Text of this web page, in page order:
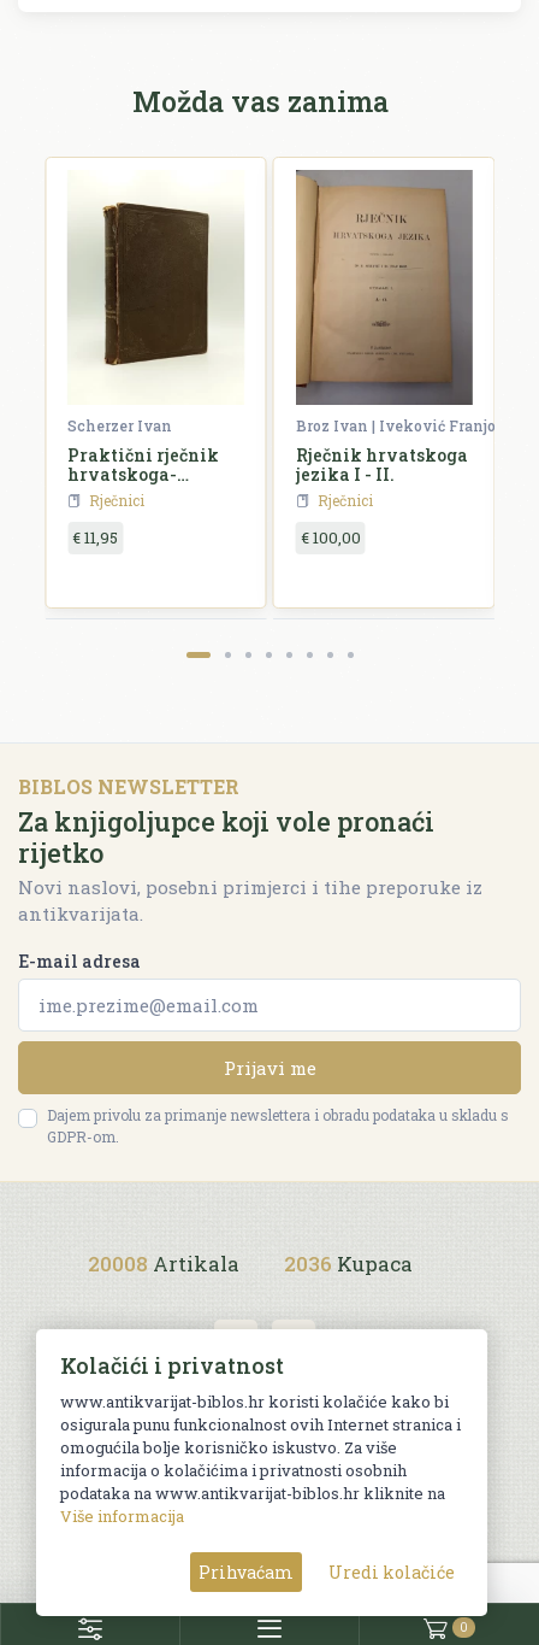
Možda vas zanima
Scherzer Ivan
Praktični rječnik
hrvatskoga-
srpskoga i
njemačkoga jezika
Rječnici
€ 11,95
Broz Ivan | Iveković Franjo
Rječnik hrvatskoga
jezika I - II.
Rječnici
€ 100,00
BIBLOS NEWSLETTER
Za knjigoljupce koji vole pronaći
rijetko
Novi naslovi, posebni primjerci i tihe preporuke iz
antikvarijata.
E-mail adresa
Prijavi me
Dajem privolu za primanje newslettera i obradu podataka u skladu s
GDPR-om.
20008 Artikala 2036 Kupaca
Uvjeti kupnje
© Sva prava pridržana. Web by
0
Kolačići i privatnost
www.antikvarijat-biblos.hr koristi kolačiće kako bi
osigurala punu funkcionalnost ovih Internet stranica i
omogućila bolje korisničko iskustvo. Za više
informacija o kolačićima i privatnosti osobnih
podataka na www.antikvarijat-biblos.hr kliknite na
Više informacija
Prihvaćam Uredi kolačiće